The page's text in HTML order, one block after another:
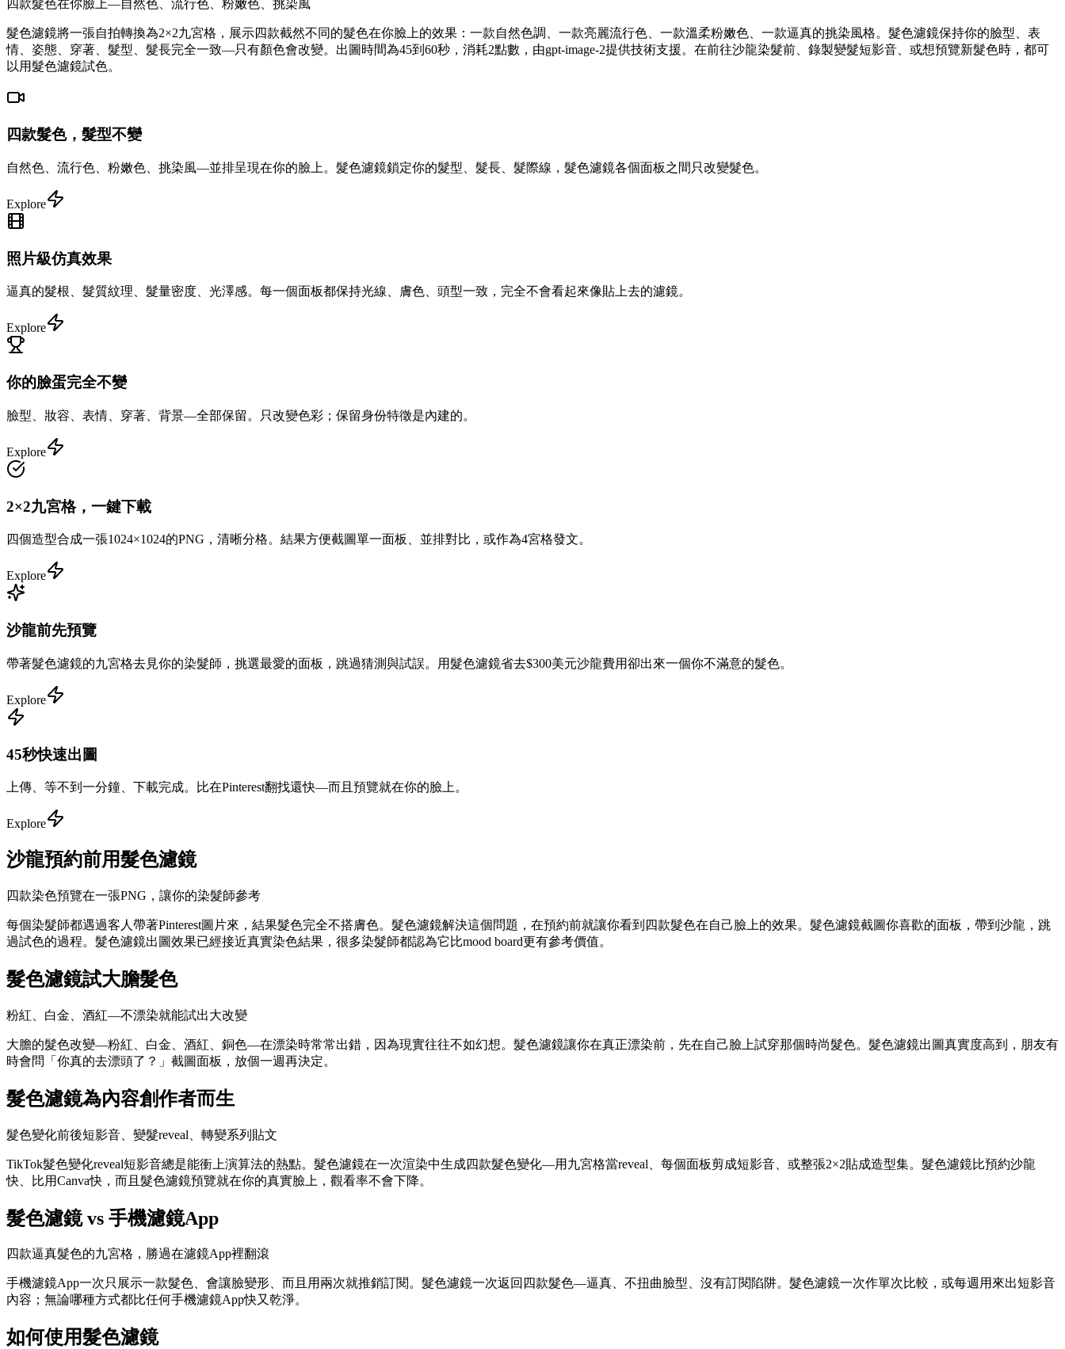
四款髮色在你臉上—自然色、流行色、粉嫩色、挑染風
髮色濾鏡將一張自拍轉換為2×2九宮格，展示四款截然不同的髮色在你臉上的效果：一款自然色調、一款亮麗流行色、一款溫柔粉嫩色、一款逼真的挑染風格。髮色濾鏡保持你的臉型、表
情、姿態、穿著、髮型、髮長完全一致—只有顏色會改變。出圖時間為45到60秒，消耗2點數，由gpt-image-2提供技術支援。在前往沙龍染髮前、錄製變髮短影音、或想預覽新髮色時，都可
以用髮色濾鏡試色。
四款髮色，髮型不變
自然色、流行色、粉嫩色、挑染風—並排呈現在你的臉上。髮色濾鏡鎖定你的髮型、髮長、髮際線，髮色濾鏡各個面板之間只改變髮色。
Explore
照片級仿真效果
逼真的髮根、髮質紋理、髮量密度、光澤感。每一個面板都保持光線、膚色、頭型一致，完全不會看起來像貼上去的濾鏡。
Explore
你的臉蛋完全不變
臉型、妝容、表情、穿著、背景—全部保留。只改變色彩；保留身份特徵是內建的。
Explore
2×2九宮格，一鍵下載
四個造型合成一張1024×1024的PNG，清晰分格。結果方便截圖單一面板、並排對比，或作為4宮格發文。
Explore
沙龍前先預覽
帶著髮色濾鏡的九宮格去見你的染髮師，挑選最愛的面板，跳過猜測與試誤。用髮色濾鏡省去$300美元沙龍費用卻出來一個你不滿意的髮色。
Explore
45秒快速出圖
上傳、等不到一分鐘、下載完成。比在Pinterest翻找還快—而且預覽就在你的臉上。
Explore
沙龍預約前用髮色濾鏡
四款染色預覽在一張PNG，讓你的染髮師參考
每個染髮師都遇過客人帶著Pinterest圖片來，結果髮色完全不搭膚色。髮色濾鏡解決這個問題，在預約前就讓你看到四款髮色在自己臉上的效果。髮色濾鏡截圖你喜歡的面板，帶到沙龍，跳
過試色的過程。髮色濾鏡出圖效果已經接近真實染色結果，很多染髮師都認為它比mood board更有參考價值。
髮色濾鏡試大膽髮色
粉紅、白金、酒紅—不漂染就能試出大改變
大膽的髮色改變—粉紅、白金、酒紅、銅色—在漂染時常常出錯，因為現實往往不如幻想。髮色濾鏡讓你在真正漂染前，先在自己臉上試穿那個時尚髮色。髮色濾鏡出圖真實度高到，朋友有
時會問「你真的去漂頭了？」截圖面板，放個一週再決定。
髮色濾鏡為內容創作者而生
髮色變化前後短影音、變髮reveal、轉變系列貼文
TikTok髮色變化reveal短影音總是能衝上演算法的熱點。髮色濾鏡在一次渲染中生成四款髮色變化—用九宮格當reveal、每個面板剪成短影音、或整張2×2貼成造型集。髮色濾鏡比預約沙龍
快、比用Canva快，而且髮色濾鏡預覽就在你的真實臉上，觀看率不會下降。
髮色濾鏡 vs 手機濾鏡App
四款逼真髮色的九宮格，勝過在濾鏡App裡翻滾
手機濾鏡App一次只展示一款髮色、會讓臉變形、而且用兩次就推銷訂閱。髮色濾鏡一次返回四款髮色—逼真、不扭曲臉型、沒有訂閱陷阱。髮色濾鏡一次作單次比較，或每週用來出短影音
內容；無論哪種方式都比任何手機濾鏡App快又乾淨。
如何使用髮色濾鏡